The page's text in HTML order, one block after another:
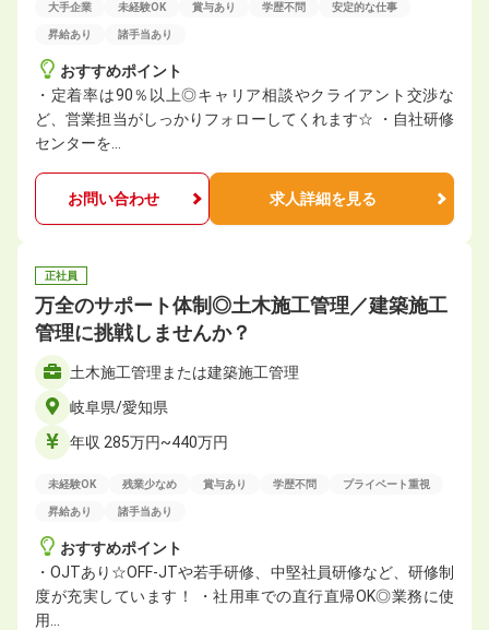
大手企業 未経験OK 賞与あり 学歴不問 安定的な仕事
昇給あり 諸手当あり
おすすめポイント
・定着率は90％以上◎キャリア相談やクライアント交渉な
ど、営業担当がしっかりフォローしてくれます☆ ・自社研修
センターを…
お問い合わせ 求人詳細を見る
正社員
万全のサポート体制◎⼟⽊施⼯管理／建築施工
管理に挑戦しませんか？
⼟⽊施⼯管理または建築施工管理
岐阜県/愛知県
年収 285万円~440万円
未経験OK 残業少なめ 賞与あり 学歴不問 プライベート重視
昇給あり 諸手当あり
おすすめポイント
・OJTあり☆OFF-JTや若手研修、中堅社員研修など、研修制
度が充実しています！ ・社用車での直行直帰OK◎業務に使
用…